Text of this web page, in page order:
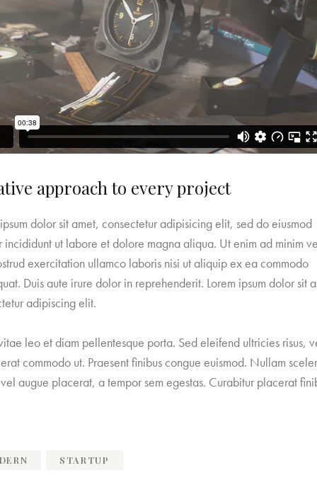
approach to every project
dolor sit amet, consectetur adipisicing elit, sed do eiusmod
incididunt ut labore et dolore magna aliqua. Ut enim ad minim
exercitation ullamco laboris nisi ut aliquip ex ea commodo
Duis aute irure dolor in reprehenderit. Lorem ipsum dolor sit
adipiscing elit.
leo et diam pellentesque porta. Sed eleifend ultricies risus,
commodo ut. Praesent finibus congue euismod. Nullam
augue placerat, a tempor sem egestas. Curabitur placerat
STARTUP